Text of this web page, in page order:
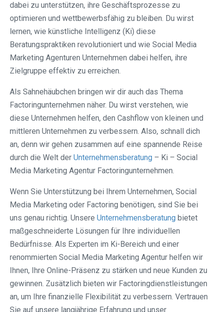
dabei zu unterstützen, ihre Geschäftsprozesse zu
optimieren und wettbewerbsfähig zu bleiben. Du wirst
lernen, wie künstliche Intelligenz (Ki) diese
Beratungspraktiken revolutioniert und wie Social Media
Marketing Agenturen Unternehmen dabei helfen, ihre
Zielgruppe effektiv zu erreichen.
Als Sahnehäubchen bringen wir dir auch das Thema
Factoringunternehmen näher. Du wirst verstehen, wie
diese Unternehmen helfen, den Cashflow von kleinen und
mittleren Unternehmen zu verbessern. Also, schnall dich
an, denn wir gehen zusammen auf eine spannende Reise
durch die Welt der Unternehmensberatung – Ki – Social
Media Marketing Agentur Factoringunternehmen.
Wenn Sie Unterstützung bei Ihrem Unternehmen, Social
Media Marketing oder Factoring benötigen, sind Sie bei
uns genau richtig. Unsere Unternehmensberatung bietet
maßgeschneiderte Lösungen für Ihre individuellen
Bedürfnisse. Als Experten im Ki-Bereich und einer
renommierten Social Media Marketing Agentur helfen wir
Ihnen, Ihre Online-Präsenz zu stärken und neue Kunden zu
gewinnen. Zusätzlich bieten wir Factoringdienstleistungen
an, um Ihre finanzielle Flexibilität zu verbessern. Vertrauen
Sie auf unsere langjährige Erfahrung und unser